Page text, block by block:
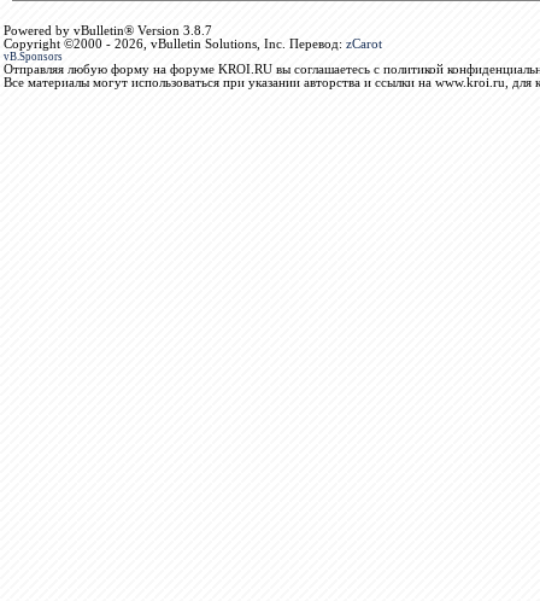
Powered by vBulletin® Version 3.8.7
Copyright ©2000 - 2026, vBulletin Solutions, Inc. Перевод: zCarot
vB.Sponsors
Отправляя любую форму на форуме KROI.RU вы соглашаетесь с политикой
Все материалы могут использоваться при указании авторства и ссылки на www.kroi.ru, для